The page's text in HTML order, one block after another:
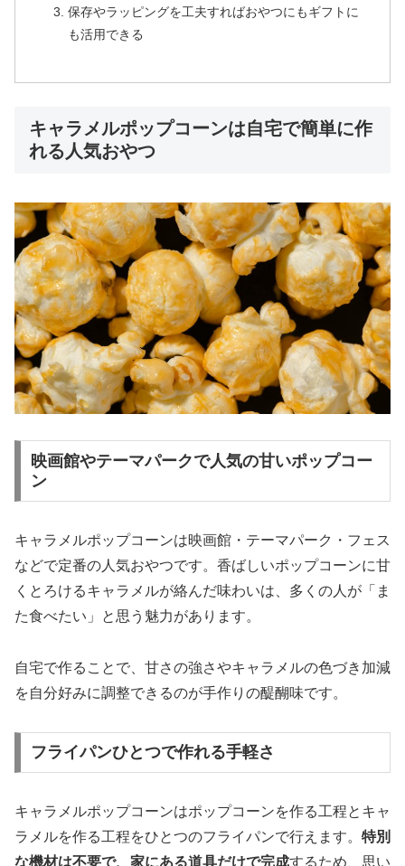
保存やラッピングを工夫すればおやつにもギフトに
も活用できる
キャラメルポップコーンは自宅で簡単に作
れる人気おやつ
映画館やテーマパークで人気の甘いポップコー
ン
キャラメルポップコーンは映画館・テーマパーク・フェス
などで定番の人気おやつです。香ばしいポップコーンに甘
くとろけるキャラメルが絡んだ味わいは、多くの人が「ま
た食べたい」と思う魅力があります。
自宅で作ることで、甘さの強さやキャラメルの色づき加減
を自分好みに調整できるのが手作りの醍醐味です。
フライパンひとつで作れる手軽さ
キャラメルポップコーンはポップコーンを作る工程とキャ
ラメルを作る工程をひとつのフライパンで行えます。 特別
な機材は不要で、家にある道具だけで完成するため、思い